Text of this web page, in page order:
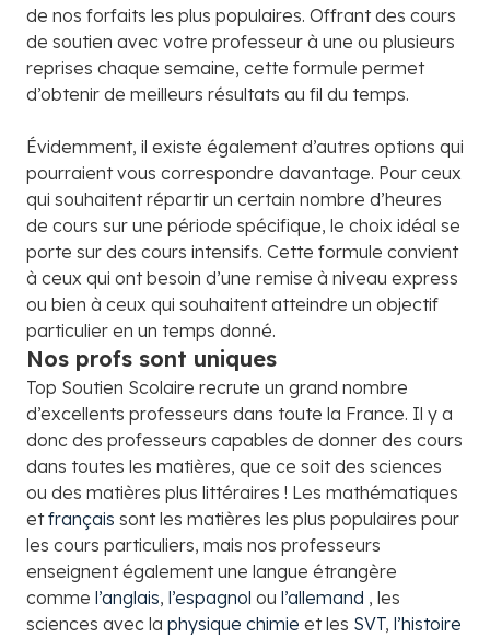
de nos forfaits les plus populaires. Offrant des cours
de soutien avec votre professeur à une ou plusieurs
reprises chaque semaine, cette formule permet
d’obtenir de meilleurs résultats au fil du temps.
Évidemment, il existe également d’autres options qui
pourraient vous correspondre davantage. Pour ceux
qui souhaitent répartir un certain nombre d’heures
de cours sur une période spécifique, le choix idéal se
porte sur des cours intensifs. Cette formule convient
à ceux qui ont besoin d’une remise à niveau express
ou bien à ceux qui souhaitent atteindre un objectif
particulier en un temps donné.
Nos profs sont uniques
Top Soutien Scolaire recrute un grand nombre
d’excellents professeurs dans toute la France. Il y a
donc des professeurs capables de donner des cours
dans toutes les matières, que ce soit des sciences
ou des matières plus littéraires ! Les mathématiques
etfrançais sont les matières les plus populaires pour
les cours particuliers, mais nos professeurs
enseignent également une langue étrangère
comme l’anglais, l’espagnol ou l’allemand , les
sciences avec la physique chimie et les SVT, l’histoire